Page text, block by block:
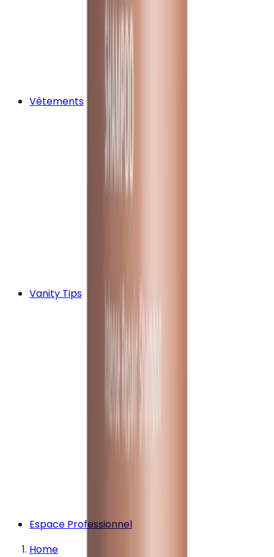
Vêtements
Vanity Tips
Espace Professionnel
Home